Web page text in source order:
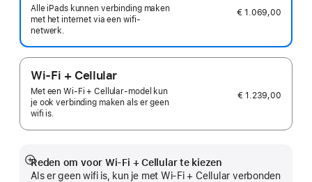
Alle iPads kunnen verbinding maken
met het internet via een wifi-
netwerk.
€ 1.069,00
Wi-Fi + Cellular
Met een Wi‑Fi + Cellular-model kun
je ook verbinding maken als er geen
wifi is.
€ 1.239,00
Reden om voor Wi-Fi + Cellular te kiezen
Als er geen wifi is, kun je met Wi-Fi + Cellular verbonden
Meer